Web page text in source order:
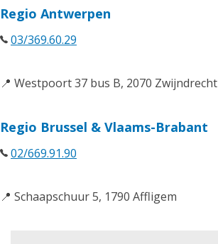
Regio Antwerpen
03/369.60.29
📍 Westpoort 37 bus B, 2070 Zwijndrecht
Regio Brussel & Vlaams-Brabant
02/669.91.90
📍 Schaapschuur 5, 1790 Affligem